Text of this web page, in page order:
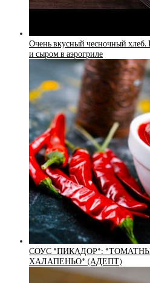
Очень вкусный чесночный хлеб.
и сыром в аэрогриле
СОУС *ПИКАДОР*:
ХАЛАПЕНЬО* (АДЕПТ)